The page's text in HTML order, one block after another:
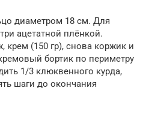
диаметром 18 см. Для
ацетатной плёнкой.
крем (150 гр), снова коржик и
бортик по периметру
1/3 клюквенного курда,
шаги до окончания